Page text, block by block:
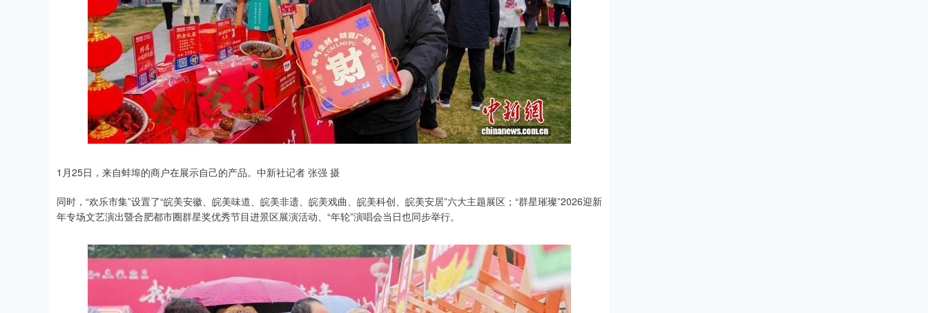
1月25日，来自蚌埠的商户在展示自己的产品。中新社记者 张强 摄
同时，“欢乐市集”设置了“皖美安徽、皖美味道、皖美非遗、皖美戏曲、皖美科创、皖美安居”六大主题展区；“群星璀璨”2026迎新
年专场文艺演出暨合肥都市圈群星奖优秀节目进景区展演活动、“年轮”演唱会当日也同步举行。